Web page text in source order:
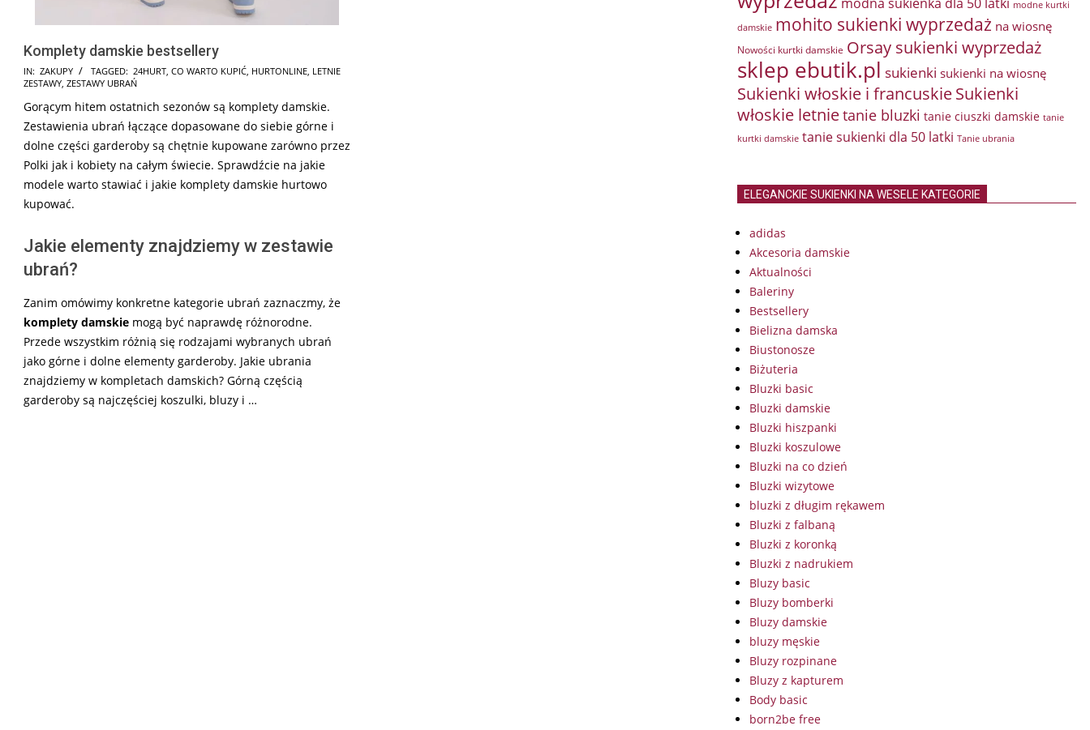
Komplety damskie bestsellery
2025-
07-
11
IN: ZAKUPY TAGGED: 24HURT, CO WARTO KUPIĆ, HURTONLINE, LETNIE
ZESTAWY, ZESTAWY UBRAŃ
Gorącym hitem ostatnich sezonów są komplety damskie.
Zestawienia ubrań łączące dopasowane do siebie górne i
dolne części garderoby są chętnie kupowane zarówno przez
Polki jak i kobiety na całym świecie. Sprawdźcie na jakie
modele warto stawiać i jakie komplety damskie hurtowo
kupować.
Jakie elementy znajdziemy w zestawie
ubrań?
Zanim omówimy konkretne kategorie ubrań zaznaczmy, że
komplety damskie mogą być naprawdę różnorodne.
Przede wszystkim różnią się rodzajami wybranych ubrań
jako górne i dolne elementy garderoby. Jakie ubrania
znajdziemy w kompletach damskich? Górną częścią
garderoby są najczęściej koszulki, bluzy i …
modne kurtki
damskie mohito sukienki wyprzedaż na wiosnę
Nowości kurtki damskie Orsay sukienki wyprzedaż
sklep ebutik.pl sukienki sukienki na wiosnę
Sukienki włoskie i francuskieSukienki
włoskie letnietanie bluzki tanie ciuszki damskie tanie
kurtki damskie tanie sukienki dla 50 latki Tanie ubrania
ELEGANCKIE SUKIENKI NA WESELE KATEGORIE
adidas
Akcesoria damskie
Aktualności
Baleriny
Bestsellery
Bielizna damska
Biustonosze
Biżuteria
Bluzki basic
Bluzki damskie
Bluzki hiszpanki
Bluzki koszulowe
Bluzki na co dzień
Bluzki wizytowe
bluzki z długim rękawem
Bluzki z falbaną
Bluzki z koronką
Bluzki z nadrukiem
Bluzy basic
Bluzy bomberki
Bluzy damskie
bluzy męskie
Bluzy rozpinane
Bluzy z kapturem
Body basic
born2be free